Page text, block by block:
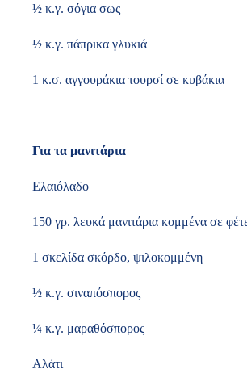
½ κ.γ. σόγια σως
½ κ.γ. πάπρικα γλυκιά
1 κ.σ. αγγουράκια τουρσί σε κυβάκια
Για τα μανιτάρια
Ελαιόλαδο
150 γρ. λευκά μανιτάρια κομμένα σε
1 σκελίδα σκόρδο, ψιλοκομμένη
½ κ.γ. σιναπόσπορος
¼ κ.γ. μαραθόσπορος
Αλάτι